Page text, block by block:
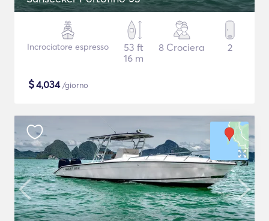
Incrociatore espresso
53 ft
16 m
8 Crociera 2
$4,034/giorno